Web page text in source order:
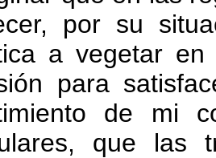
por su
a vegetar en
para
de mi
que las